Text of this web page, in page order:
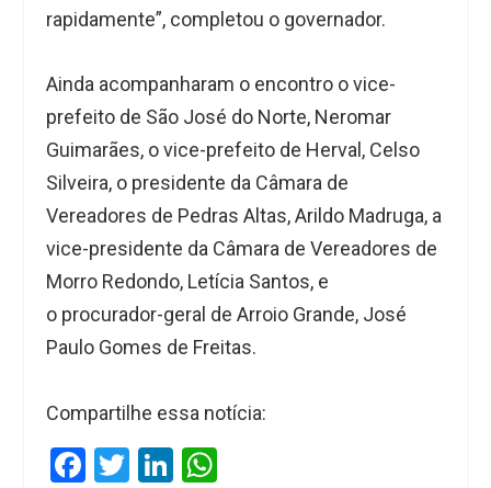
rapidamente”, completou o governador.
Ainda acompanharam o encontro o vice-
prefeito de São José do Norte, Neromar
Guimarães, o vice-prefeito de Herval, Celso
Silveira, o presidente da Câmara de
Vereadores de Pedras Altas, Arildo Madruga, a
vice-presidente da Câmara de Vereadores de
Morro Redondo, Letícia Santos, e
o procurador-geral de Arroio Grande, José
Paulo Gomes de Freitas.
Compartilhe essa notícia:
F
T
Li